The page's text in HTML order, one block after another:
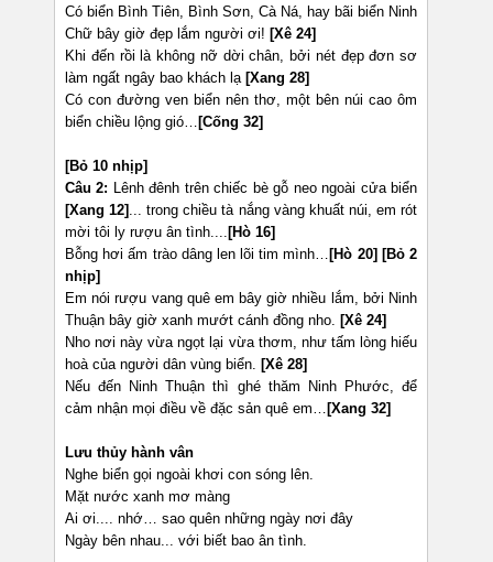
Có biển Bình Tiên, Bình Sơn, Cà Ná, hay bãi biển Ninh
Chữ bây giờ đẹp lắm người ơi! [Xê 24]
Khi đến rồi là không nỡ dời chân, bởi nét đẹp đơn sơ
làm ngất ngây bao khách lạ [Xang 28]
Có con đường ven biển nên thơ, một bên núi cao ôm
biển chiều lộng gió… [Cống 32]
[Bỏ 10 nhịp]
Câu 2: Lênh đênh trên chiếc bè gỗ neo ngoài cửa biển
[Xang 12] ... trong chiều tà nắng vàng khuất núi, em rót
mời tôi ly rượu ân tình.... [Hò 16]
Bỗng hơi ấm trào dâng len lõi tim mình… [Hò 20] [Bỏ 2
nhịp]
Em nói rượu vang quê em bây giờ nhiều lắm, bởi Ninh
Thuận bây giờ xanh mướt cánh đồng nho. [Xê 24]
Nho nơi này vừa ngọt lại vừa thơm, như tấm lòng hiếu
hoà của người dân vùng biển. [Xê 28]
Nếu đến Ninh Thuận thì ghé thăm Ninh Phước, để
cảm nhận mọi điều về đặc sản quê em… [Xang 32]
Lưu thủy hành vân
Nghe biển gọi ngoài khơi con sóng lên.
Mặt nước xanh mơ màng
Ai ơi.... nhớ… sao quên những ngày nơi đây
Ngày bên nhau... với biết bao ân tình.